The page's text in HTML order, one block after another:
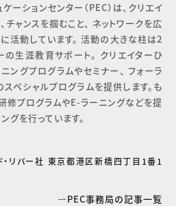
ーションセンター（PEC）は、クリエイ
ャンスを掴むこと、 ネットワークを広
活動しています。 活動の大きな柱は2
の生涯教育サポート。 クリエイターひ
ングプログラムやセミナー、 フォーラ
スペシャルプログラムを提供します。も
修プログラムやE-ラーニングなどを提
グを行っています。
・リバー社 東京都港区新橋四丁目1番1
PEC事務局の記事一覧